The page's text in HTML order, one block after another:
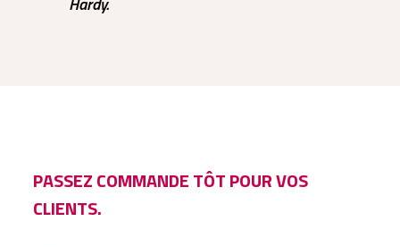
PASSEZ COMMANDE TÔT POUR VOS
CLIENTS.